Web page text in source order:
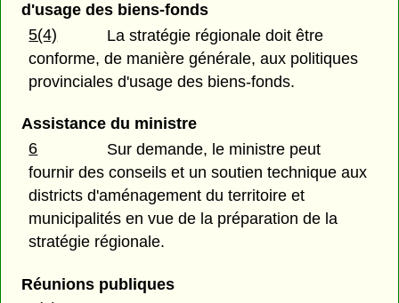
d'usage des biens-fonds
5(4)
La stratégie régionale doit être
conforme, de manière générale, aux politiques
provinciales d'usage des biens-fonds.
Assistance du ministre
6
Sur demande, le ministre peut
fournir des conseils et un soutien technique aux
districts d'aménagement du territoire et
municipalités en vue de la préparation de la
stratégie régionale.
Réunions publiques